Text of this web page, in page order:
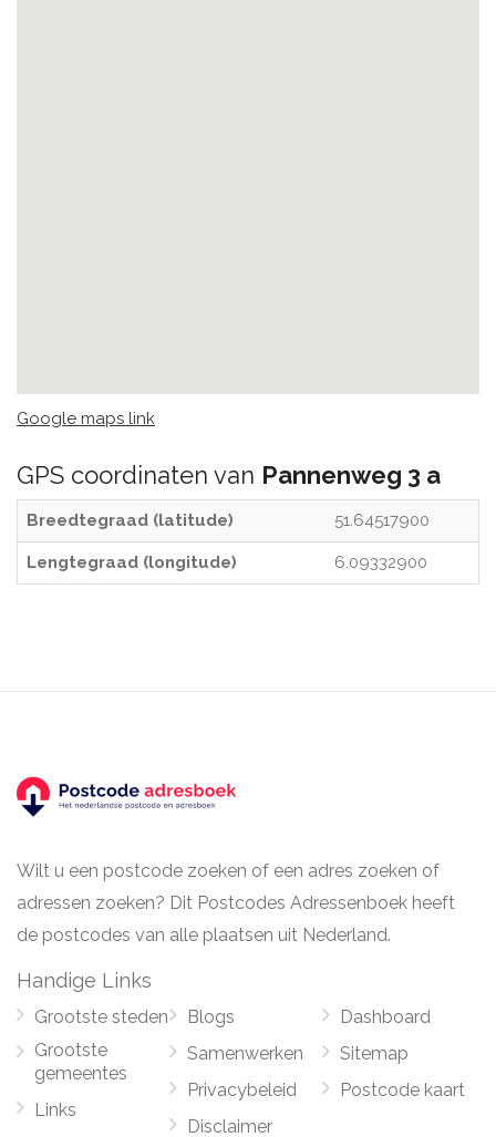
Google maps link
GPS coordinaten van Pannenweg 3 a
Breedtegraad (latitude) 51.64517900
Lengtegraad (longitude) 6.09332900
Wilt u een postcode zoeken of een adres zoeken of
adressen zoeken? Dit Postcodes Adressenboek heeft
de postcodes van alle plaatsen uit Nederland.
Handige Links
Grootste steden
Grootste
gemeentes
Links
Blogs
Samenwerken
Privacybeleid
Disclaimer
Dashboard
Sitemap
Postcode kaart